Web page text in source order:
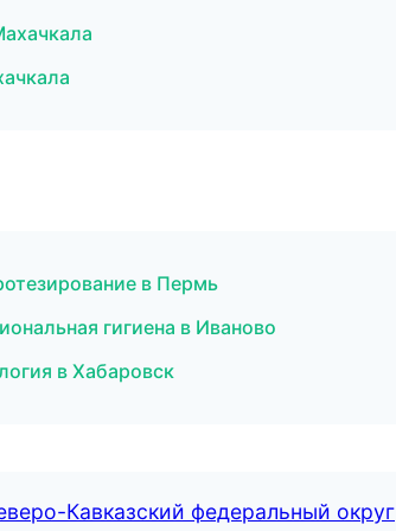
в Пермь
гигиена в Иваново
в Хабаровск
Кавказский федеральный округ